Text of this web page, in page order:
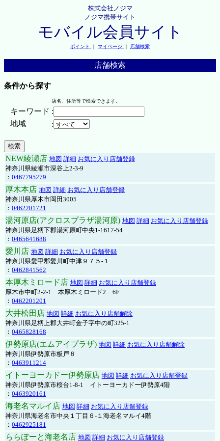
株式会社ノジマ
ノジマ携帯サイト
モバイル会員サイト
ポイント ｜ マイページ ｜ 店舗検索
店舗検索
条件から探す
店名、住所等で検索できます。
キーワード :
地域
:
NEW綾瀬店 地図 詳細 お気に入り店舗登録
神奈川県綾瀬市深谷上2-3-9
： 0467795279
厚木本店 地図 詳細 お気に入り店舗登録
神奈川県厚木市岡田3005
： 0462201721
湯河原店(アクロスプラザ湯河原) 地図 詳細 お気に入り店舗登録
神奈川県足柄下郡湯河原町中央1-1617-54
： 0465641688
愛川店 地図 詳細 お気に入り店舗登録
神奈川県愛甲郡愛川町中津９７５-１
： 0462841562
本厚木ミロード店 地図 詳細 お気に入り店舗登録
厚木市中町2-2-1 本厚木ミロード2 6F
： 0462201201
大井松田店 地図 詳細 お気に入り店舗解除
神奈川県足柄上郡大井町金子字中の町325-1
： 0465828168
伊勢原店(エムアイプラザ) 地図 詳細 お気に入り店舗解除
神奈川県伊勢原市板戸８
： 0463911214
イトーヨーカドー伊勢原店 地図 詳細 お気に入り店舗登録
神奈川県伊勢原市桜台1-8-1 イトーヨーカドー伊勢原4階
： 0463920161
海老名マルイ店 地図 詳細 お気に入り店舗登録
神奈川県海老名市中央１丁目６-１海老名マルイ4階
： 0462925181
ららぽーと海老名店 地図 詳細 お気に入り店舗登録